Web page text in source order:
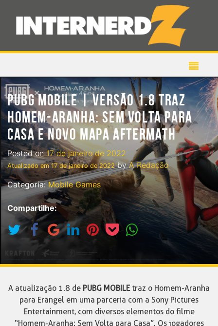
PUBG MOBILE | VERSÃO 1.8 TRAZ
HOMEM-ARANHA: SEM VOLTA PARA
CASA E NOVO MAPA AFTERMATH
Posted on17 de janeiro de 2022
Atualizado em17 de janeiro de 2022byA Redação
Categoria:Mobile Games
Compartilhe:
A atualização 1.8 de PUBG MOBILEtraz o Homem-Aranha
para Erangel em uma parceria com a Sony Pictures
Entertainment, com diversos elementos do filme
“Homem-Aranha: Sem Volta para Casa”. Os jogadores